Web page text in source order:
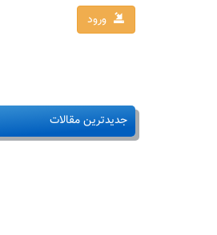
ورود
جدیدترین مقالات